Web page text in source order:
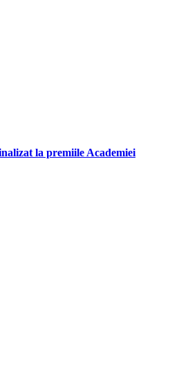
la premiile Academiei